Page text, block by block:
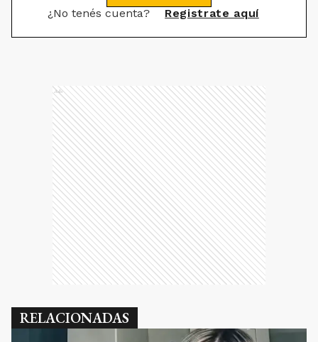
¿No tenés cuenta? Registrate aquí
Ads
RELACIONADAS